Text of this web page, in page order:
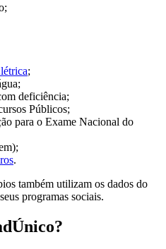
;
deficiência;
Públicos;
para o Exame Nacional do
.
também utilizam os dados do
programas sociais.​